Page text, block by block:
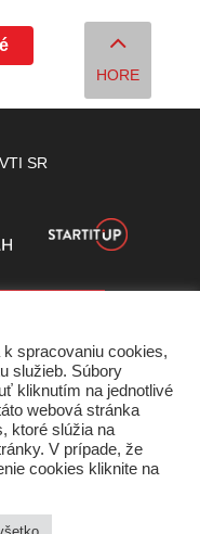
HORE
SR
Štatút súťaží
spracovaniu cookies,
služieb. Súbory
kliknutím na jednotlivé
webová stránka
ktoré slúžia na
V prípade, že
cookies kliknite na